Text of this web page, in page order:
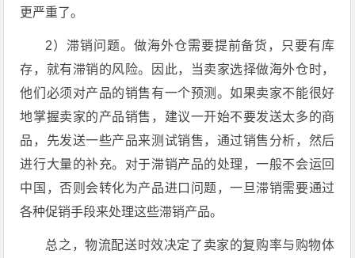
更严重了。
2）滞销问题。做海外仓需要提前备货，只要有库
存，就有滞销的风险。因此，当卖家选择做海外仓时，
他们必须对产品的销售有一个预测。如果卖家不能很好
地掌握卖家的产品销售，建议一开始不要发送太多的商
品，先发送一些产品来测试销售，通过销售分析，然后
进行大量的补充。对于滞销产品的处理，一般不会运回
中国，否则会转化为产品进口问题，一旦滞销需要通过
各种促销手段来处理这些滞销产品。
总之，物流配送时效决定了卖家的复购率与购物体